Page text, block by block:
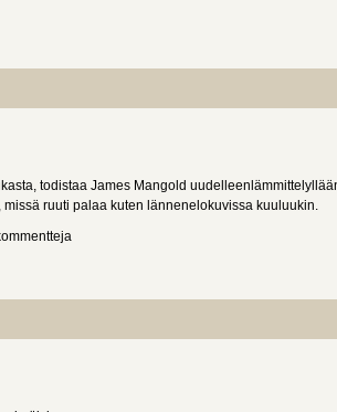
todistaa James Mangold
ruuti palaa kuten lännenelokuvissa kuuluukin.